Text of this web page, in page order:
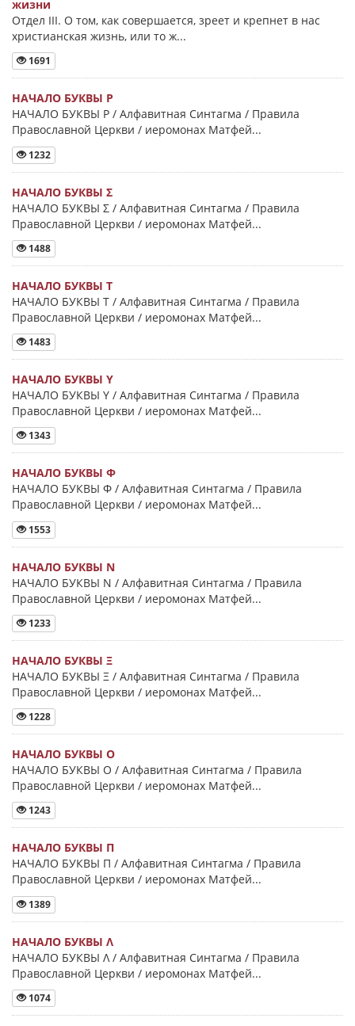
жизни
Отдел III. О том, как совершается, зреет и крепнет в нас
христианская жизнь, или то ж...
1691
НАЧАЛО БУКВЫ Ρ
НАЧАЛО БУКВЫ Ρ / Алфавитная Синтагма / Правила
Православной Церкви / иеромонах Матфей...
1232
НАЧАЛО БУКВЫ Σ
НАЧАЛО БУКВЫ Σ / Алфавитная Синтагма / Правила
Православной Церкви / иеромонах Матфей...
1488
НАЧАЛО БУКВЫ Τ
НАЧАЛО БУКВЫ Τ / Алфавитная Синтагма / Правила
Православной Церкви / иеромонах Матфей...
1483
НАЧАЛО БУКВЫ Y
НАЧАЛО БУКВЫ Y / Алфавитная Синтагма / Правила
Православной Церкви / иеромонах Матфей...
1343
НАЧАЛО БУКВЫ Φ
НАЧАЛО БУКВЫ Φ / Алфавитная Синтагма / Правила
Православной Церкви / иеромонах Матфей...
1553
НАЧАЛО БУКВЫ Ν
НАЧАЛО БУКВЫ Ν / Алфавитная Синтагма / Правила
Православной Церкви / иеромонах Матфей...
1233
НАЧАЛО БУКВЫ Ξ
НАЧАЛО БУКВЫ Ξ / Алфавитная Синтагма / Правила
Православной Церкви / иеромонах Матфей...
1228
НАЧАЛО БУКВЫ Ο
НАЧАЛО БУКВЫ Ο / Алфавитная Синтагма / Правила
Православной Церкви / иеромонах Матфей...
1243
НАЧАЛО БУКВЫ Π
НАЧАЛО БУКВЫ Π / Алфавитная Синтагма / Правила
Православной Церкви / иеромонах Матфей...
1389
НАЧАЛО БУКВЫ Λ
НАЧАЛО БУКВЫ Λ / Алфавитная Синтагма / Правила
Православной Церкви / иеромонах Матфей...
1074